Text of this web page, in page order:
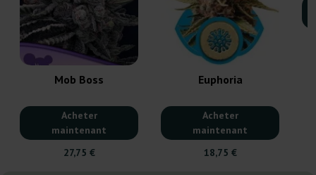
Mob Boss
Acheter
maintenant
27,75 €
Euphoria
Acheter
maintenant
18,75 €